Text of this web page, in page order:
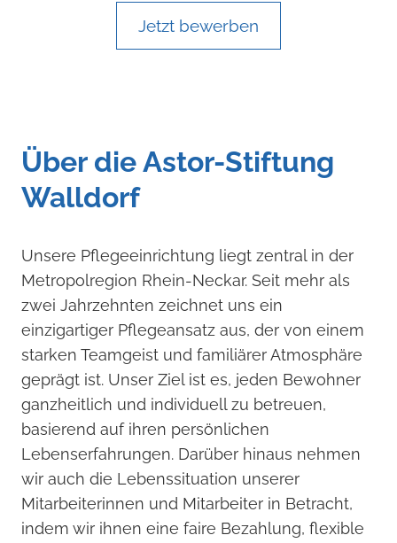
Jetzt bewerben
Über die Astor-Stiftung
Walldorf
Unsere Pflegeeinrichtung liegt zentral in der
Metropolregion Rhein-Neckar. Seit mehr als
zwei Jahrzehnten zeichnet uns ein
einzigartiger Pflegeansatz aus, der von einem
starken Teamgeist und familiärer Atmosphäre
geprägt ist. Unser Ziel ist es, jeden Bewohner
ganzheitlich und individuell zu betreuen,
basierend auf ihren persönlichen
Lebenserfahrungen. Darüber hinaus nehmen
wir auch die Lebenssituation unserer
Mitarbeiterinnen und Mitarbeiter in Betracht,
indem wir ihnen eine faire Bezahlung, flexible